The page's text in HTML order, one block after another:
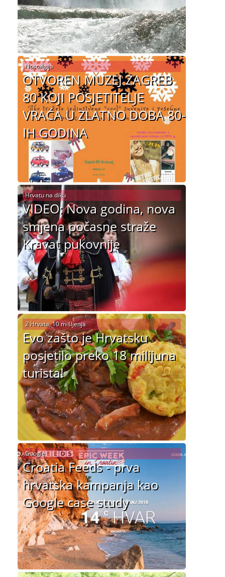
OTVOREN MUZEJ ZAGREB
80 KOJI POSJETITELJE
VRAĆA U ZLATNO DOBA 80-
IH GODINA
Nostalgija
VIDEO: Nova godina, nova
smjena počasne straže
Kravat pukovnije
Hrvatu na diku
Evo zašto je Hrvatsku
posjetilo preko 18 milijuna
turista!
2 Hrvata, 10 mišljenja
Croatia Feeds - prva
hrvatska kampanja kao
Google case study
Google